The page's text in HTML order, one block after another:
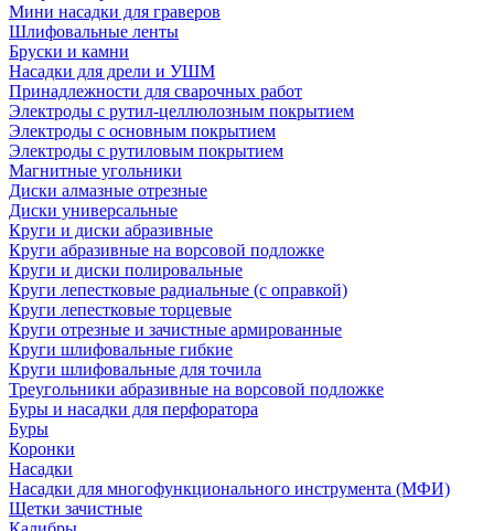
Мини насадки для граверов
Шлифовальные ленты
Бруски и камни
Насадки для дрели и УШМ
Принадлежности для сварочных работ
Электроды с рутил-целлюлозным покрытием
Электроды с основным покрытием
Электроды с рутиловым покрытием
Магнитные угольники
Диски алмазные отрезные
Диски универсальные
Круги и диски абразивные
Круги абразивные на ворсовой подложке
Круги и диски полировальные
Круги лепестковые радиальные (с оправкой)
Круги лепестковые торцевые
Круги отрезные и зачистные армированные
Круги шлифовальные гибкие
Круги шлифовальные для точила
Треугольники абразивные на ворсовой подложке
Буры и насадки для перфоратора
Буры
Коронки
Насадки
Насадки для многофункционального инструмента (МФИ)
Щетки зачистные